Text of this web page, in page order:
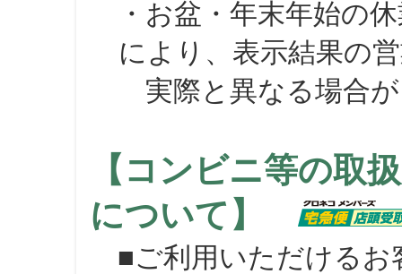
・お盆・年末年始の
により、表示結果の
実際と異なる場合が
【コンビニ等の取
について】
■ご利用いただけるお